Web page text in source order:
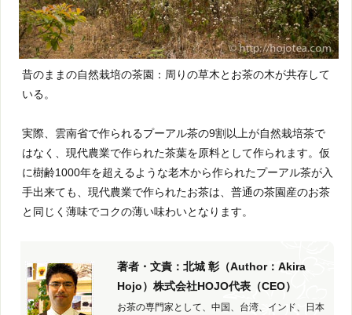
昔のままの自然栽培の茶園：周りの草木とお茶の木が共存して
いる。
実際、雲南省で作られるプーアル茶の9割以上が自然栽培茶で
はなく、現代農業で作られた茶葉を原料として作られます。仮
に樹齢1000年を超えるような老木から作られたプーアル茶が入
手出来ても、現代農業で作られたお茶は、普通の茶園産のお茶
と同じく薄味でコクの薄い味わいとなります。
著者・文責：北城 彰（Author：Akira
Hojo）株式会社HOJO代表（CEO）
お茶の専門家として、中国、台湾、インド、日本